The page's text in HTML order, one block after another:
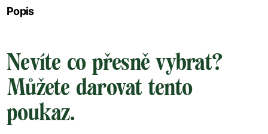
Popis
Nevíte co přesně vybrat?
Můžete darovat tento
poukaz.